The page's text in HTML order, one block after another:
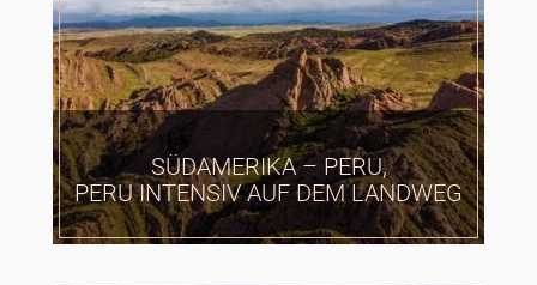
SÜDAMERIKA – PERU,
PERU INTENSIV AUF DEM LANDWEG